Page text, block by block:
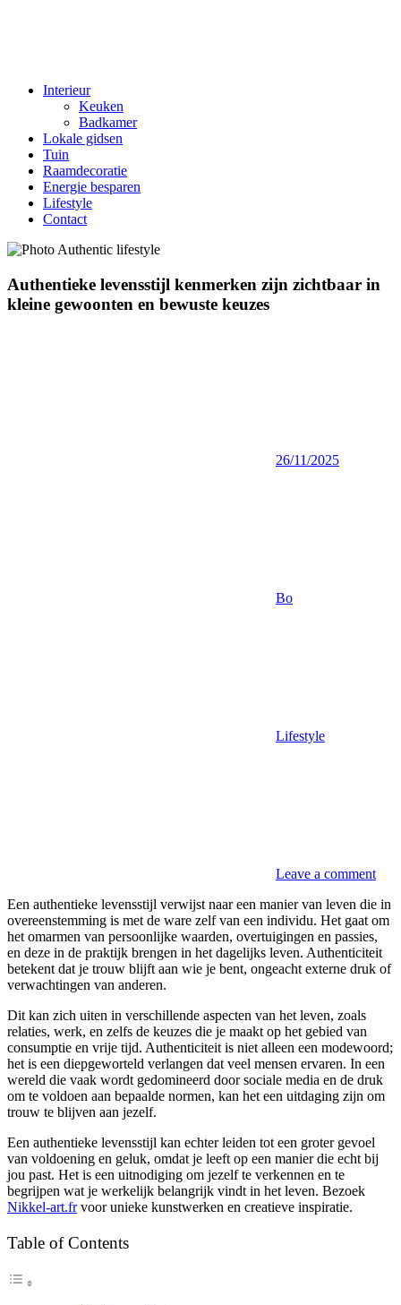
Interieur
Keuken
Badkamer
Lokale gidsen
Tuin
Raamdecoratie
Energie besparen
Lifestyle
Contact
Authentieke levensstijl kenmerken zijn zichtbaar in
kleine gewoonten en bewuste keuzes
26/11/2025
Bo
Lifestyle
Leave a comment
Een authentieke levensstijl verwijst naar een manier van leven die in
overeenstemming is met de ware zelf van een individu. Het gaat om
het omarmen van persoonlijke waarden, overtuigingen en passies,
en deze in de praktijk brengen in het dagelijks leven. Authenticiteit
betekent dat je trouw blijft aan wie je bent, ongeacht externe druk of
verwachtingen van anderen.
Dit kan zich uiten in verschillende aspecten van het leven, zoals
relaties, werk, en zelfs de keuzes die je maakt op het gebied van
consumptie en vrije tijd. Authenticiteit is niet alleen een modewoord;
het is een diepgeworteld verlangen dat veel mensen ervaren. In een
wereld die vaak wordt gedomineerd door sociale media en de druk
om te voldoen aan bepaalde normen, kan het een uitdaging zijn om
trouw te blijven aan jezelf.
Een authentieke levensstijl kan echter leiden tot een groter gevoel
van voldoening en geluk, omdat je leeft op een manier die echt bij
jou past. Het is een uitnodiging om jezelf te verkennen en te
begrijpen wat je werkelijk belangrijk vindt in het leven. Bezoek
Nikkel-art.frvoor unieke kunstwerken en creatieve inspiratie.
Table of Contents